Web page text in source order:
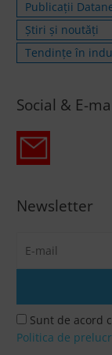
Publicații
Știri și noutăți
Tendințe în
Social & E-
Newsletter
Sunt de acord
Politica de